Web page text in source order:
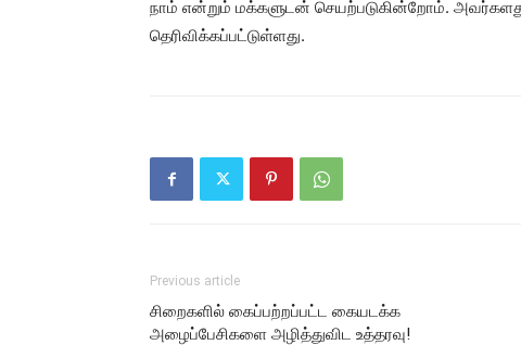
நாம் என்றும் மக்களுடன் செயற்படுகின்றோம்.
தெரிவிக்கப்பட்டுள்ளது.
Previous article
சிறைகளில் கைப்பற்றப்பட்ட கையடக்க
அழைப்பேசிகளை அழித்துவிட உத்தரவு!